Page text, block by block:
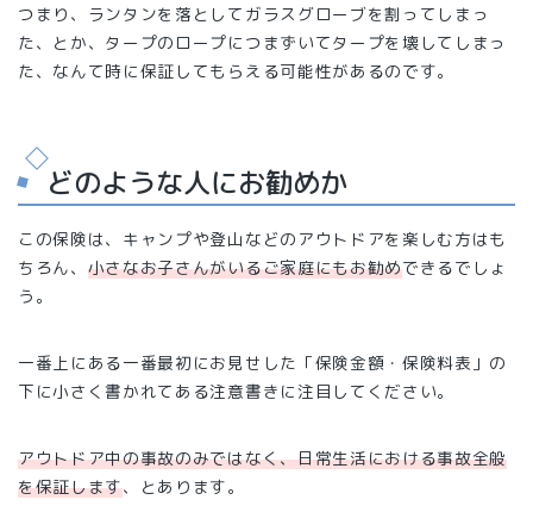
つまり、ランタンを落としてガラスグローブを割ってしまっ
た、とか、タープのロープにつまずいてタープを壊してしまっ
た、なんて時に保証してもらえる可能性があるのです。
どのような人にお勧めか
この保険は、キャンプや登山などのアウトドアを楽しむ方はも
ちろん、 小さなお子さんがいるご家庭にもお勧めできるでしょ
う。
一番上にある一番最初にお見せした「保険金額・保険料表」の
下に小さく書かれてある注意書きに注目してください。
アウトドア中の事故のみではなく、日常生活における事故全般
を保証します、とあります。